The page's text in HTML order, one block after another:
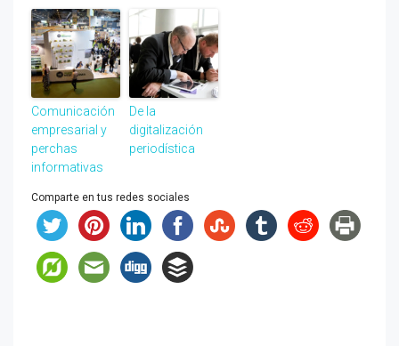
Comunicación
empresarial y
perchas
informativas
De la
digitalización
periodística
Comparte en tus redes sociales